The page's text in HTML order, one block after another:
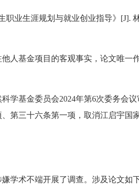
生涯规划与就业创业指导》[J]. 林
基金项目的客观事实，论文唯一
基金委员会2024年第6次委务会
第三十六条第一项，取消江启宇国
术不端开展了调查。涉及论文如下